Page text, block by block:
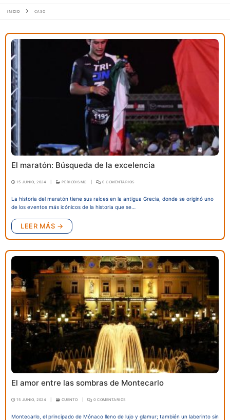
INICIO CASO
El maratón: Búsqueda de la excelencia
15 JUNIO, 2024 PERIODISMO 0 COMENTARIOS
La historia del maratón tiene sus raíces en la antigua Grecia, donde se originó uno
de los eventos más icónicos de la historia que se…
LEER MÁS →
El amor entre las sombras de Montecarlo
15 JUNIO, 2024 CUENTO 0 COMENTARIOS
Montecarlo, el principado de Mónaco lleno de lujo y glamur; también un laberinto sin